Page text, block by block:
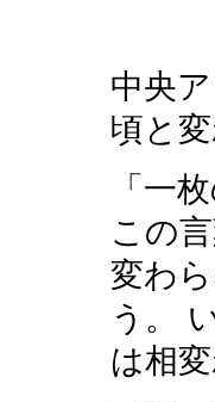
中央
頃と
「一
この
変わ
う。
は相